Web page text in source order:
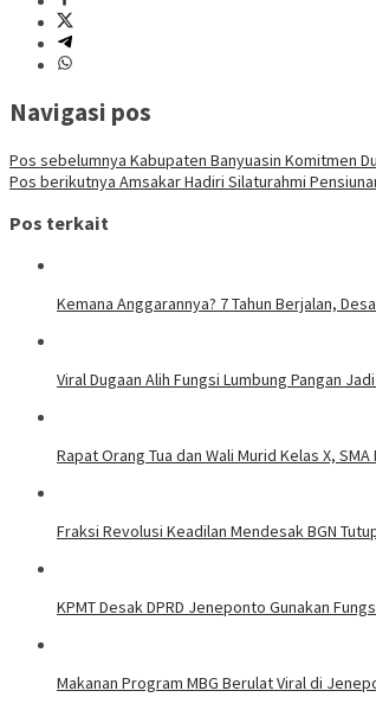
Navigasi pos
Pos sebelumnya Kabupaten Banyuasin Komitmen
Pos berikutnya Amsakar Hadiri Silaturahmi
Pos terkait
Kemana Anggarannya? 7 Tahun Berjalan,
Viral Dugaan Alih Fungsi Lumbung Pangan
Rapat Orang Tua dan Wali Murid Kelas X,
Fraksi Revolusi Keadilan Mendesak BGN
KPMT Desak DPRD Jeneponto Gunakan
Makanan Program MBG Berulat Viral di